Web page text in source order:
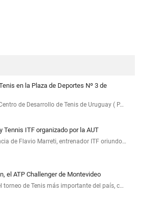
en la Plaza de Deportes Nº 3 de
de Desarrollo de Tenis de Uruguay ( P…
Tennis ITF organizado por la AUT
de Flavio Marreti, entrenador ITF oriundo…
el ATP Challenger de Montevideo
torneo de Tenis más importante del país, c…